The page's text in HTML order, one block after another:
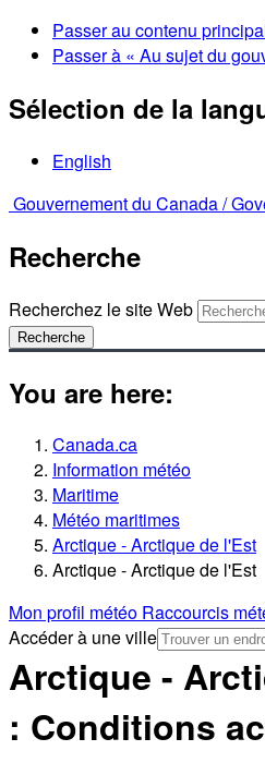
Passer au contenu
Passer à « Au sujet du
Sélection de la
English
Gouvernement du Canada /
Recherche
Recherchez le site Web
Recherche
You are here:
Canada.ca
Information météo
Maritime
Météo maritimes
Arctique - Arctique de l'Est
Arctique - Arctique de l'Est
Mon profil météo Raccourcis
Accéder à une ville
Arctique -
: Conditions